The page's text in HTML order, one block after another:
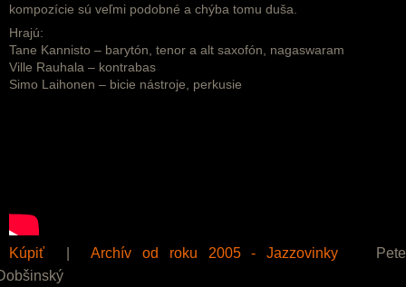
kompozície sú veľmi podobné a chýba tomu duša.
Hrajú:
Tane Kannisto – barytón, tenor a alt saxofón, nagaswaram
Ville Rauhala – kontrabas
Simo Laihonen – bicie nástroje, perkusie
Kúpiť |Archív od roku 2005 - Jazzovinky